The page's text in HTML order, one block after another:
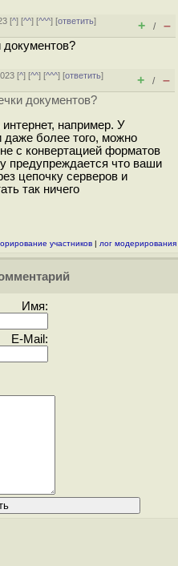
[^] [^^] [^^^] [ответить]
+ / –
документов?
[^] [^^] [^^^] [ответить]
+ / –
документов?
например. У
даже более того, можно
с конвертацией форматов
предупреждается что ваши
цепочку серверов и
так ничего
участников | лог модерирования
Имя:
E-Mail: